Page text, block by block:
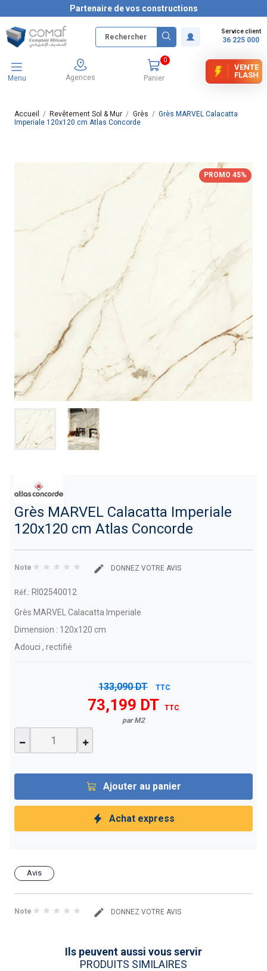
Partenaire de vos constructions
Service client
36 225 000
Menu Agences Panier
0
VENTE
FLASH
Accueil Revêtement Sol & Mur Grès
Grès MARVEL Calacatta
Imperiale 120x120 cm Atlas Concorde
PROMO 45%
Grès MARVEL Calacatta Imperiale
120x120 cm Atlas Concorde
Note DONNEZ VOTRE AVIS
Réf.: RI02540012
Grès MARVEL Calacatta Imperiale
Dimension : 120x120 cm
Adouci , rectifié
133,090 DT TTC
73,199 DT
TTC
par M2
Ajouter au panier
Achat express
Avis
Note DONNEZ VOTRE AVIS
Ils peuvent aussi vous servir
PRODUITS SIMILAIRES